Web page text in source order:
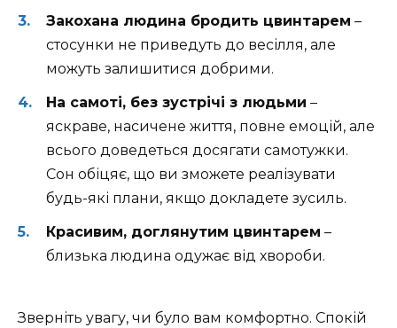
Закохана людина бродить цвинтарем –
стосунки не приведуть до весілля, але
можуть залишитися добрими.
На самоті, без зустрічі з людьми –
яскраве, насичене життя, повне емоцій, але
всього доведеться досягати самотужки.
Сон обіцяє, що ви зможете реалізувати
будь-які плани, якщо докладете зусиль.
Красивим, доглянутим цвинтарем –
близька людина одужає від хвороби.
Зверніть увагу, чи було вам комфортно. Спокій